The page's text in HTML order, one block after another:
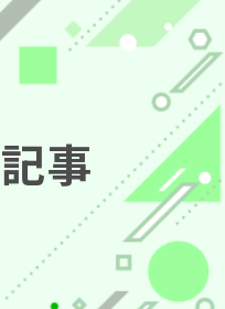
事